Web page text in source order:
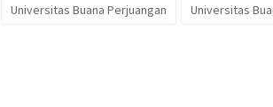
Universitas Buana Perjuangan
Universitas